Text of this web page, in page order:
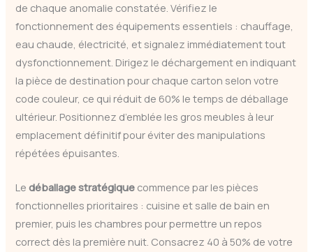
de chaque anomalie constatée. Vérifiez le
fonctionnement des équipements essentiels : chauffage,
eau chaude, électricité, et signalez immédiatement tout
dysfonctionnement. Dirigez le déchargement en indiquant
la pièce de destination pour chaque carton selon votre
code couleur, ce qui réduit de 60% le temps de déballage
ultérieur. Positionnez d’emblée les gros meubles à leur
emplacement définitif pour éviter des manipulations
répétées épuisantes.
Ledéballage stratégique commence par les pièces
fonctionnelles prioritaires : cuisine et salle de bain en
premier, puis les chambres pour permettre un repos
correct dès la première nuit. Consacrez 40 à 50% de votre